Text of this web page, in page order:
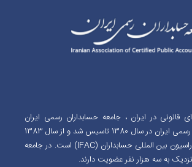
در ایران ، جامعه حسابداران رسمی ایران
است. جامعه حسابداران رسمی ایران در سال 1380 تاسیس شد و از سال 1383
تاکنون، عضو پیوسته فدراسیون بین المللی حسابداران (IFAC) است. در جامعه
به سه هزار نفر عضویت دارند.